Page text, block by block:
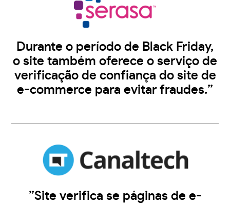
Durante o período de Black Friday,
o site também oferece o serviço de
verificação de confiança do site de
e-commerce para evitar fraudes.”
”Site verifica se páginas de e-